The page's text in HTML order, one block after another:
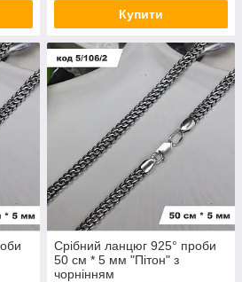
Купити
Срібний ланцюг 925° проби
50 см * 5 мм "Пітон" з
чорнінням